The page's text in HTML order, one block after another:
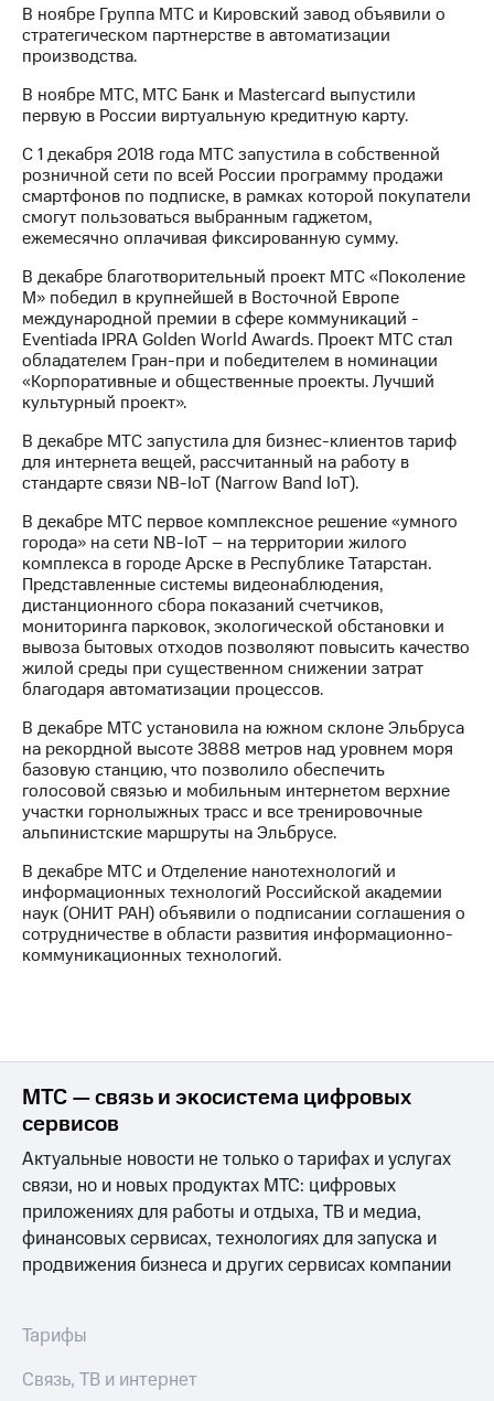
В ноябре Группа МТС и Кировский завод объявили о
стратегическом партнерстве в автоматизации
производства.
В ноябре МТС, МТС Банк и Mastercard выпустили
первую в России виртуальную кредитную карту.
С 1 декабря 2018 года МТС запустила в собственной
розничной сети по всей России программу продажи
смартфонов по подписке, в рамках которой покупатели
смогут пользоваться выбранным гаджетом,
ежемесячно оплачивая фиксированную сумму.
В декабре благотворительный проект МТС «Поколение
М» победил в крупнейшей в Восточной Европе
международной премии в сфере коммуникаций -
Eventiada IPRA Golden World Awards. Проект МТС стал
обладателем Гран-при и победителем в номинации
«Корпоративные и общественные проекты. Лучший
культурный проект».
В декабре МТС запустила для бизнес-клиентов тариф
для интернета вещей, рассчитанный на работу в
стандарте связи NB-IoT (Narrow Band IoT).
В декабре МТС первое комплексное решение «умного
города» на сети NB-IoT – на территории жилого
комплекса в городе Арске в Республике Татарстан.
Представленные системы видеонаблюдения,
дистанционного сбора показаний счетчиков,
мониторинга парковок, экологической обстановки и
вывоза бытовых отходов позволяют повысить качество
жилой среды при существенном снижении затрат
благодаря автоматизации процессов.
В декабре МТС установила на южном склоне Эльбруса
на рекордной высоте 3888 метров над уровнем моря
базовую станцию, что позволило обеспечить
голосовой связью и мобильным интернетом верхние
участки горнолыжных трасс и все тренировочные
альпинистские маршруты на Эльбрусе.
В декабре МТС и Отделение нанотехнологий и
информационных технологий Российской академии
наук (ОНИТ РАН) объявили о подписании соглашения о
сотрудничестве в области развития информационно-
коммуникационных технологий.
МТС — связь и экосистема цифровых
сервисов
Актуальные новости не только о тарифах и услугах
связи, но и новых продуктах МТС: цифровых
приложениях для работы и отдыха, ТВ и медиа,
финансовых сервисах, технологиях для запуска и
продвижения бизнеса и других сервисах компании
Тарифы
Связь, ТВ и интернет